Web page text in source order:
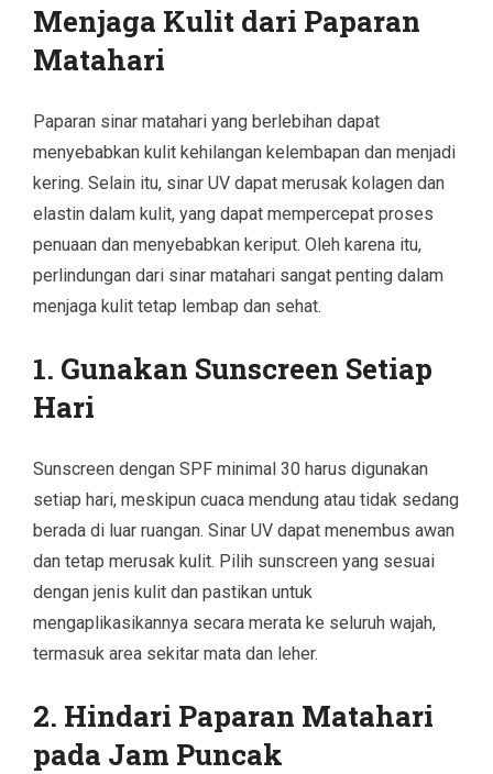
Menjaga Kulit dari Paparan
Matahari
Paparan sinar matahari yang berlebihan dapat
menyebabkan kulit kehilangan kelembapan dan menjadi
kering. Selain itu, sinar UV dapat merusak kolagen dan
elastin dalam kulit, yang dapat mempercepat proses
penuaan dan menyebabkan keriput. Oleh karena itu,
perlindungan dari sinar matahari sangat penting dalam
menjaga kulit tetap lembap dan sehat.
1. Gunakan Sunscreen Setiap
Hari
Sunscreen dengan SPF minimal 30 harus digunakan
setiap hari, meskipun cuaca mendung atau tidak sedang
berada di luar ruangan. Sinar UV dapat menembus awan
dan tetap merusak kulit. Pilih sunscreen yang sesuai
dengan jenis kulit dan pastikan untuk
mengaplikasikannya secara merata ke seluruh wajah,
termasuk area sekitar mata dan leher.
2. Hindari Paparan Matahari
pada Jam Puncak